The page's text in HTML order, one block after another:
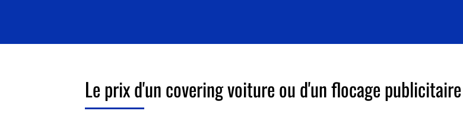
Le prix d'un covering voiture ou d'un flocage publicitaire